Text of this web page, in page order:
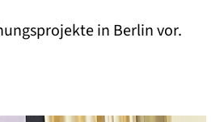
in Berlin vor.